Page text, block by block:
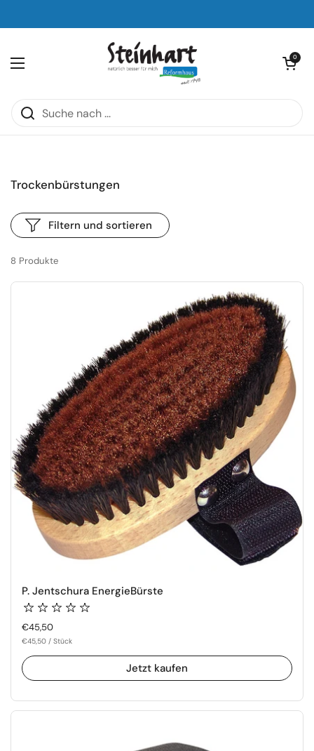
Menü öffnen
Warenkorb
0
Trockenbürstungen
8 Produkte
Filtern und sortieren
P. Jentschura EnergieBürste
Regulärer Preis
€45,50
€45,50 / Stück
Jetzt kaufen